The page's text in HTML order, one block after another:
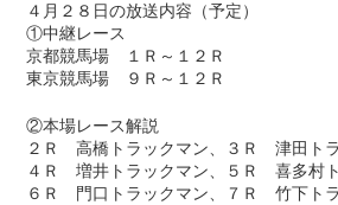
４月２８日の放送内容（予定）
①中継レース
京都競馬場 １Ｒ～１２Ｒ
東京競馬場 ９Ｒ～１２Ｒ
②本場レース解説
２Ｒ 高橋トラックマン、３Ｒ 津田ト
４Ｒ 増井トラックマン、５Ｒ 喜多村
６Ｒ 門口トラックマン、７Ｒ 竹下ト